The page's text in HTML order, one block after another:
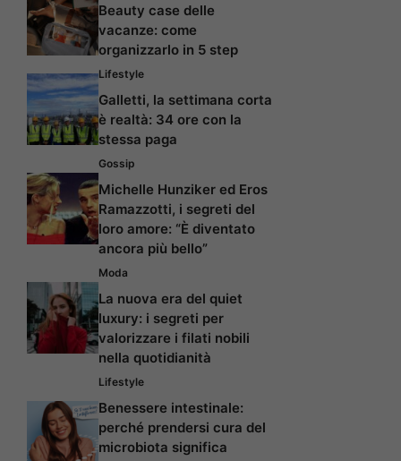
Beauty case delle
vacanze: come
organizzarlo in 5 step
Lifestyle
Galletti, la settimana corta
è realtà: 34 ore con la
stessa paga
Gossip
Michelle Hunziker ed Eros
Ramazzotti, i segreti del
loro amore: “È diventato
ancora più bello”
Moda
La nuova era del quiet
luxury: i segreti per
valorizzare i filati nobili
nella quotidianità
Lifestyle
Benessere intestinale:
perché prendersi cura del
microbiota significa